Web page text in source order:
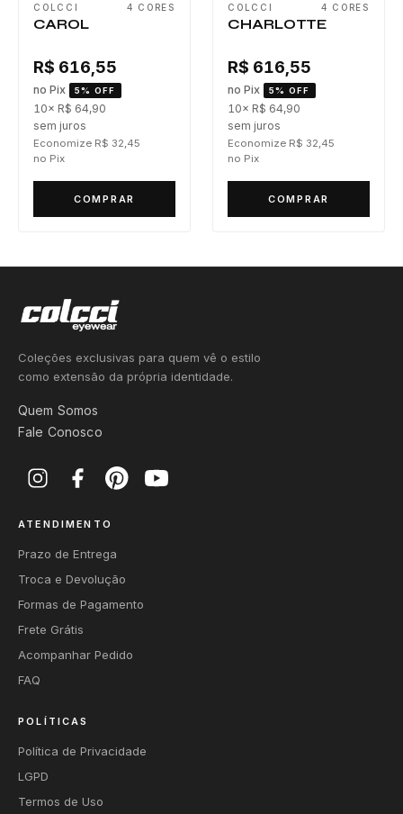
COLCCI 4 CORES
CAROL
R$ 616,55
no Pix 5% OFF
10× R$ 64,90
sem juros
Economize R$ 32,45
no Pix
COMPRAR
COLCCI 4 CORES
CHARLOTTE
R$ 616,55
no Pix 5% OFF
10× R$ 64,90
sem juros
Economize R$ 32,45
no Pix
COMPRAR
Coleções exclusivas para quem vê o estilo
como extensão da própria identidade.
Quem Somos
Fale Conosco
ATENDIMENTO
Prazo de Entrega
Troca e Devolução
Formas de Pagamento
Frete Grátis
Acompanhar Pedido
FAQ
POLÍTICAS
Política de Privacidade
LGPD
Termos de Uso